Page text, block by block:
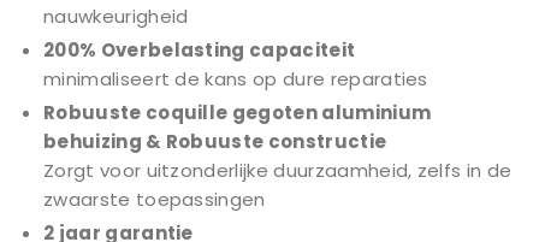
nauwkeurigheid
200% Overbelasting capaciteit
minimaliseert de kans op dure reparaties
Robuuste coquille gegoten aluminium
behuizing & Robuuste constructie
Zorgt voor uitzonderlijke duurzaamheid, zelfs in de
zwaarste toepassingen
2 jaar garantie